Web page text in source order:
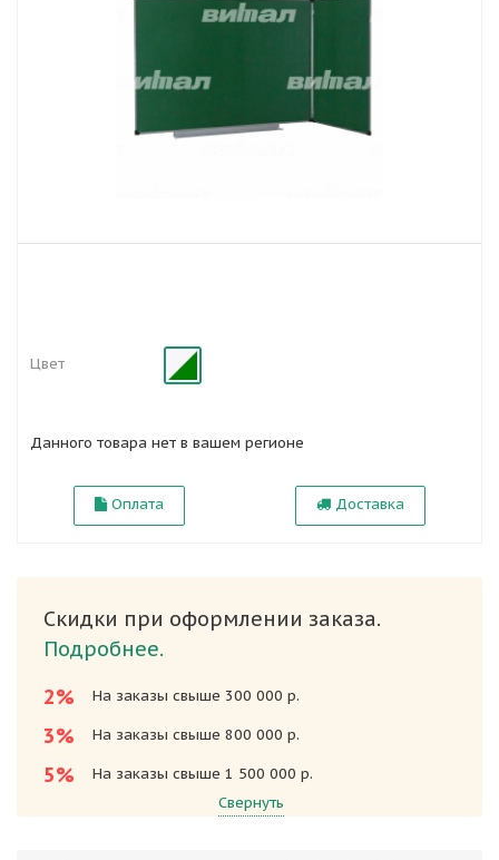
Цвет
Данного товара нет в вашем регионе
Оплата Доставка
Скидки при оформлении заказа.
Подробнее.
2%
На заказы свыше 300 000 р.
3% На заказы свыше 800 000 р.
5%
На заказы свыше 1 500 000 р.
Свернуть